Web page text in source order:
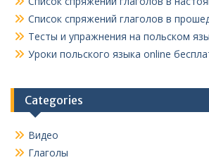
Список спряжений глаголов в
Тесты и упражнения на польском
Уроки польского языка online
Categories
Видео
Глаголы